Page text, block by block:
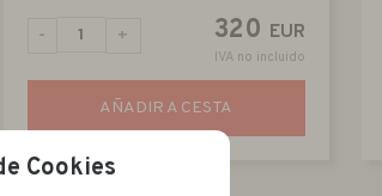
320 EUR
IVA no incluido
- +
AÑADIR A CESTA
Cookies